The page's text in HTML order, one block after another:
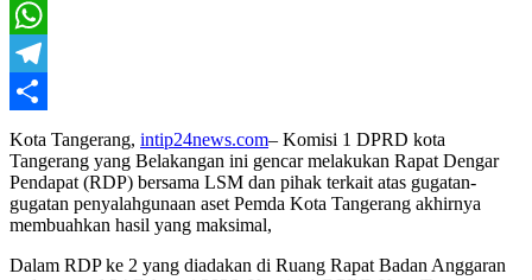
X
WhatsApp
Telegram
Share
Kota Tangerang, intip24news.com– Komisi 1 DPRD kota
Tangerang yang Belakangan ini gencar melakukan Rapat Dengar
Pendapat (RDP) bersama LSM dan pihak terkait atas gugatan-
gugatan penyalahgunaan aset Pemda Kota Tangerang akhirnya
membuahkan hasil yang maksimal,
Dalam RDP ke 2 yang diadakan di Ruang Rapat Badan Anggaran